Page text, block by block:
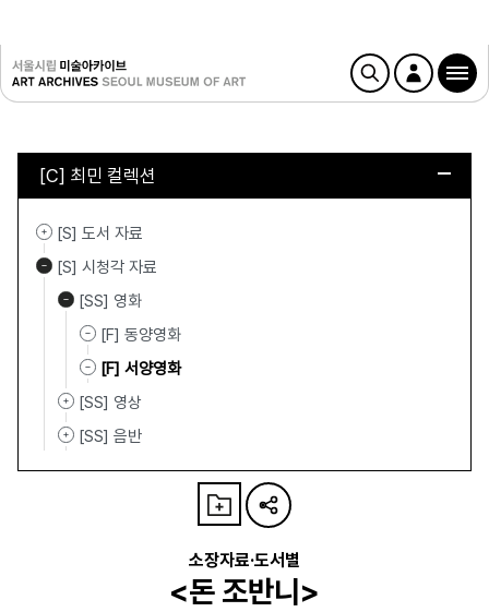
[C] 최민 컬렉션
[S] 도서 자료
[S] 시청각 자료
[SS] 영화
[F] 동양영화
[F] 서양영화
[SS] 영상
[SS] 음반
소장자료·도서별
<돈 조반니>